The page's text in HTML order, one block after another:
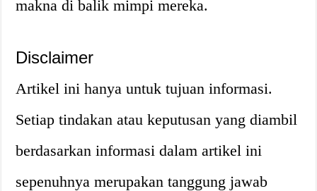
makna di balik mimpi mereka.
Disclaimer
Artikel ini hanya untuk tujuan informasi.
Setiap tindakan atau keputusan yang diambil
berdasarkan informasi dalam artikel ini
sepenuhnya merupakan tanggung jawab